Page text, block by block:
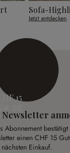
Sofa-
Jetzt entdecken
CHF 15
Newsletter
einen CHF 15
nächsten Einkauf.